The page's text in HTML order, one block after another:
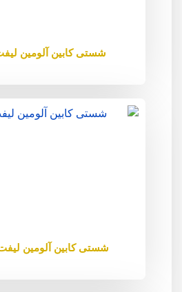
شستی کابین آلومین
شستی کابین آلومین